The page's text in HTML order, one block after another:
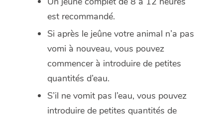
est recommandé.
Si après le jeûne votre animal n’a pas
vomi à nouveau, vous pouvez
commencer à introduire de petites
quantités d’eau.
S’il ne vomit pas l’eau, vous pouvez
introduire de petites quantités de